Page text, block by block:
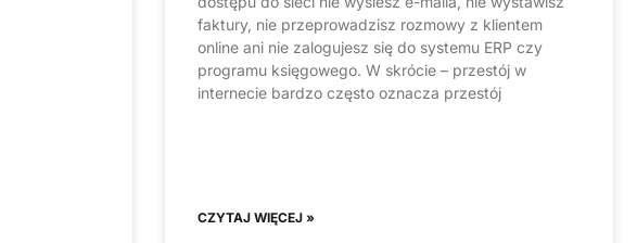
faktury, nie przeprowadzisz rozmowy z klientem
online ani nie zalogujesz się do systemu ERP czy
programu księgowego. W skrócie – przestój w
internecie bardzo często oznacza przestój
CZYTAJ WIĘCEJ »